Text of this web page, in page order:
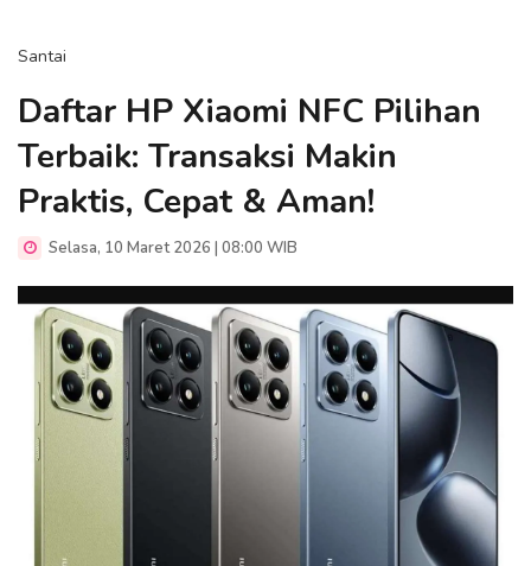
Santai
Daftar HP Xiaomi NFC Pilihan
Terbaik: Transaksi Makin
Praktis, Cepat & Aman!
Selasa, 10 Maret 2026 | 08:00 WIB